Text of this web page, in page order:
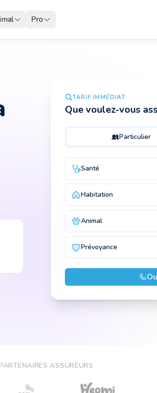
Pro
TARIF IMMÉDIAT
Que voulez-vous
Particulier
Santé
Habitation
Animal
Prévoyance
ASSUREURS